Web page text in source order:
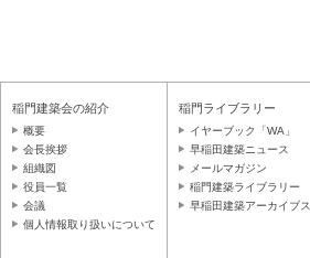
稲門建築会の紹介
概要
会長挨拶
組織図
役員一覧
会議
個人情報取り扱いについて
稲門ライブラリー
イヤーブック「WA」
早稲田建築ニュース
メールマガジン
稲門建築ライブラリー
早稲田建築アーカイブス